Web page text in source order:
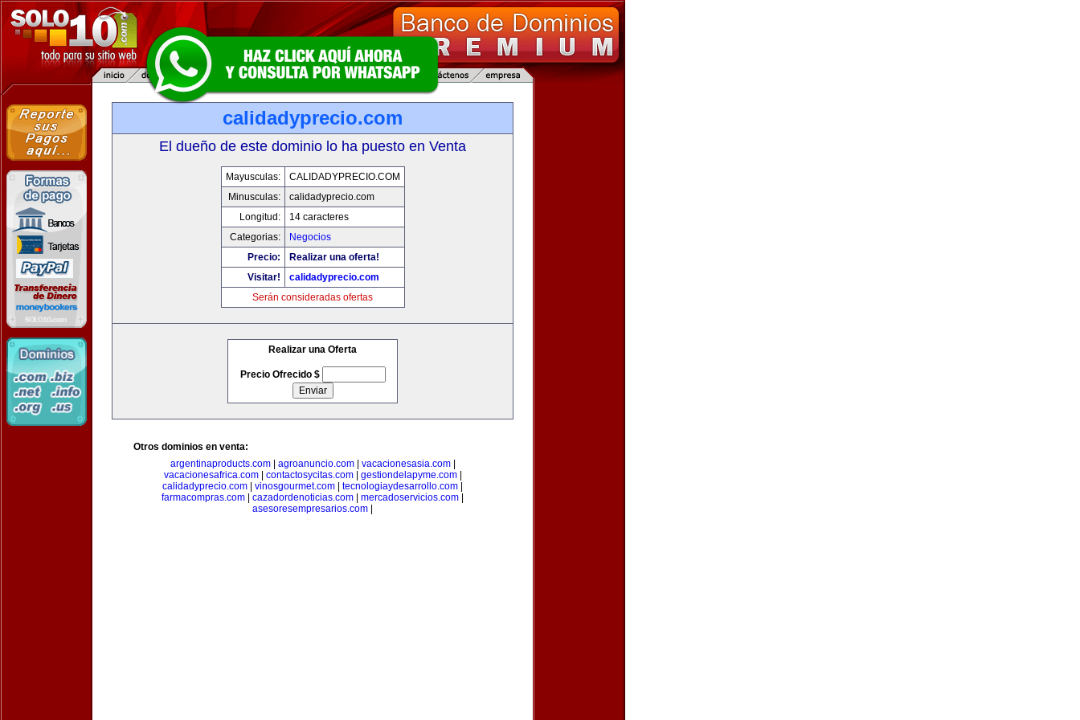
calidadyprecio.com
El dueño de este dominio lo ha puesto en Venta
Mayusculas:
CALIDADYPRECIO.COM
Minusculas:
calidadyprecio.com
Longitud:
14 caracteres
Categorias:
Negocios
Precio:
Realizar una oferta!
Visitar!
calidadyprecio.com
Serán consideradas ofertas
Realizar una Oferta
Precio Ofrecido $
Otros dominios en venta:
argentinaproducts.com| agroanuncio.com| vacacionesasia.com|
vacacionesafrica.com| contactosycitas.com| gestiondelapyme.com|
calidadyprecio.com
vinosgourmet.com tecnologiaydesarrollo.com
farmacompras.com
cazadordenoticias.com mercadoservicios.com
asesoresempresarios.com